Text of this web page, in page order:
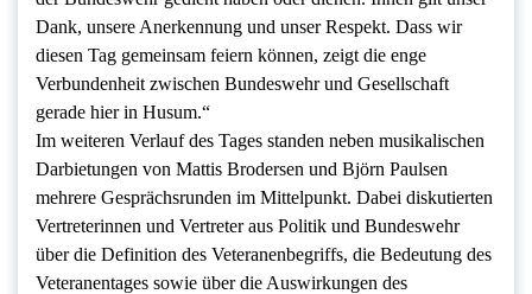
Dank, unsere Anerkennung und unser Respekt. Dass wir
diesen Tag gemeinsam feiern können, zeigt die enge
Verbundenheit zwischen Bundeswehr und Gesellschaft
gerade hier in Husum.“
Im weiteren Verlauf des Tages standen neben musikalischen
Darbietungen von Mattis Brodersen und Björn Paulsen
mehrere Gesprächsrunden im Mittelpunkt. Dabei diskutierten
Vertreterinnen und Vertreter aus Politik und Bundeswehr
über die Definition des Veteranenbegriffs, die Bedeutung des
Veteranentages sowie über die Auswirkungen des